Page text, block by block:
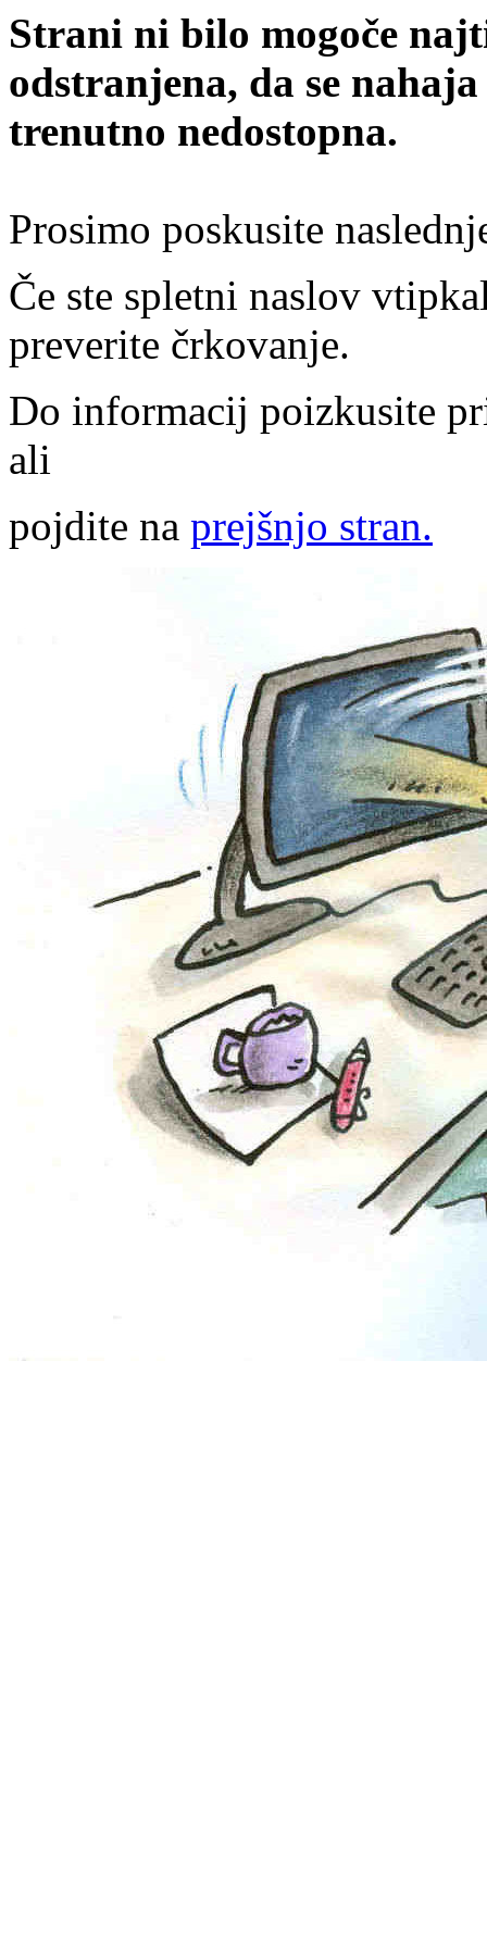
Strani ni bilo mogoče
odstranjena, da se
trenutno nedostopna.
Prosimo poskusite
Če ste spletni naslov
preverite črkovanje.
Do informacij poizkusite
ali
pojdite na prejšnjo stran.